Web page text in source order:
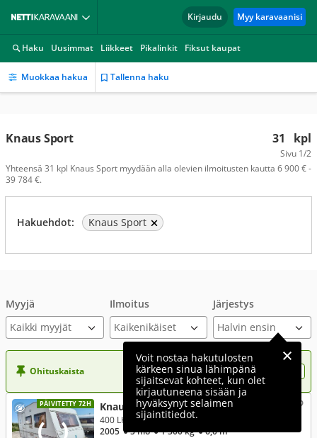
Kirjaudu Myy karavaanisi
Haku Uusimmat Liikkeet Pikalinkit Fiksut kaupat
Muokkaa hakua Tallenna haku
31 kpl
Sivu 1/2
Knaus Sport
Yhteensä 31 kpl Knaus Sport myydään alla olevien ilmoitusten kautta 6 900 € -
39 784 €.
Hakuehdot: Knaus Sport
Myyjä
Kaikki myyjät
Ilmoitus Järjestys
Voit nostaa hakutulosten
kärkeen sinua lähimpänä
sijaitsevat kohteet, kun olet
kirjautuneena sisään ja
hyväksynyt selaimen
sijaintitiedot.
Ohituskaista Nosta ilmoituksesi tähän?
PÄIVITETTY 72H Knaus Sport
400 LK #MYYTY#
2005 ● 5 hlö● 1 300 kg● 6,0 m